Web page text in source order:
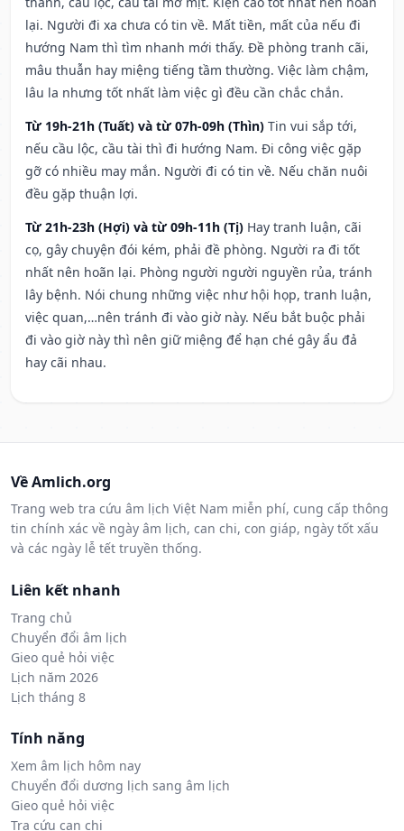
lại. Người đi xa chưa có tin về. Mất tiền, mất của nếu đi
hướng Nam thì tìm nhanh mới thấy. Đề phòng tranh cãi,
mâu thuẫn hay miệng tiếng tầm thường. Việc làm chậm,
lâu la nhưng tốt nhất làm việc gì đều cần chắc chắn.
Từ 19h-21h (Tuất) và từ 07h-09h (Thìn) Tin vui sắp tới,
nếu cầu lộc, cầu tài thì đi hướng Nam. Đi công việc gặp
gỡ có nhiều may mắn. Người đi có tin về. Nếu chăn nuôi
đều gặp thuận lợi.
Từ 21h-23h (Hợi) và từ 09h-11h (Tị) Hay tranh luận, cãi
cọ, gây chuyện đói kém, phải đề phòng. Người ra đi tốt
nhất nên hoãn lại. Phòng người người nguyền rủa, tránh
lây bệnh. Nói chung những việc như hội họp, tranh luận,
việc quan,…nên tránh đi vào giờ này. Nếu bắt buộc phải
đi vào giờ này thì nên giữ miệng để hạn ché gây ẩu đả
hay cãi nhau.
Về Amlich.org
Trang web tra cứu âm lịch Việt Nam miễn phí, cung cấp thông
tin chính xác về ngày âm lịch, can chi, con giáp, ngày tốt xấu
và các ngày lễ tết truyền thống.
Liên kết nhanh
Trang chủ
Chuyển đổi âm lịch
Gieo quẻ hỏi việc
Lịch năm 2026
Lịch tháng 8
Tính năng
Xem âm lịch hôm nay
Chuyển đổi dương lịch sang âm lịch
Gieo quẻ hỏi việc
Tra cứu can chi